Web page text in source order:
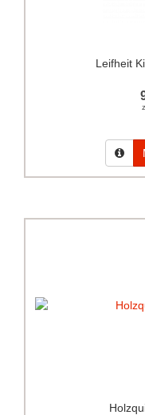
Leifheit